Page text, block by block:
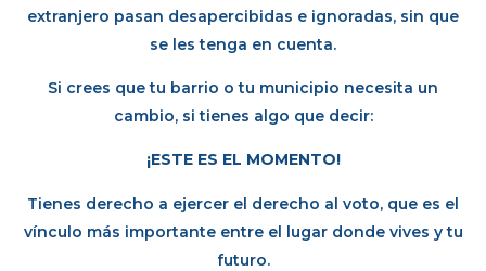
extranjero pasan desapercibidas e ignoradas, sin que
se les tenga en cuenta.
Si crees que tu barrio o tu municipio necesita un
cambio, si tienes algo que decir:
¡ESTE ES EL MOMENTO!
Tienes derecho a ejercer el derecho al voto, que es el
vínculo más importante entre el lugar donde vives y tu
futuro.